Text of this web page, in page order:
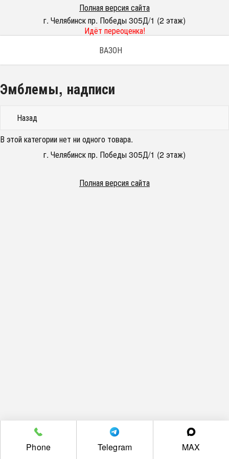
Полная версия сайта
г. Челябинск пр. Победы 305Д/1 (2 этаж)
Идёт переоценка!
ВАЗОН
Эмблемы, надписи
Назад
В этой категории нет ни одного товара.
г. Челябинск пр. Победы 305Д/1 (2 этаж)
Полная версия сайта
Phone Telegram MAX